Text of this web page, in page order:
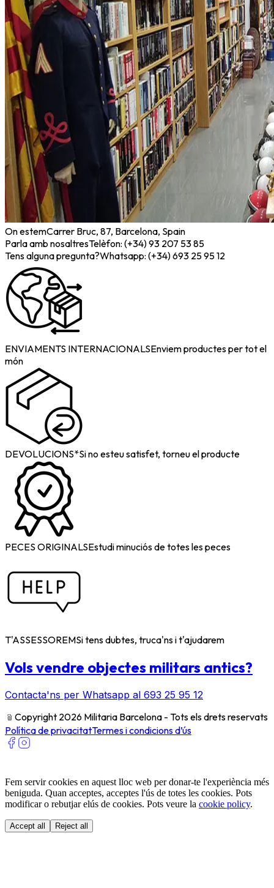
On estemCarrer Bruc, 87, Barcelona, Spain
Parla amb nosaltresTelèfon: (+34) 93 207 53 85
Tens alguna pregunta?Whatsapp: (+34) 693 25 95 12
ENVIAMENTS INTERNACIONALSEnviem productes per tot el
món
DEVOLUCIONS*Si no esteu satisfet, torneu el producte
PECES ORIGINALSEstudi minuciós de totes les peces
T'ASSESSOREMSi tens dubtes, truca'ns i t'ajudarem
Vols vendre objectes militars antics?
Contacta'ns per Whatsapp al 693 25 95 12
﹫ Copyright 2026 Militaria Barcelona - Tots els drets reservats
Política de privacitatTermes i condicions d’ús
Fem servir cookies en aquest lloc web per donar-te l'experiència més
beniguda. Quan acceptes, acceptes l'ús de totes les cookies. Pots
modificar o rebutjar elús de cookies. Pots veure la cookie policy.
Accept all Reject all